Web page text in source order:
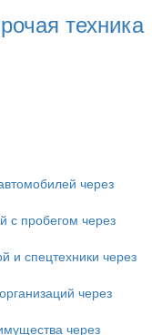
техника
через
с пробегом через
и спецтехники через
через
через